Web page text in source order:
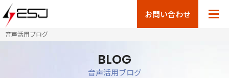
お問い合わせ
BLOG
音声活用ブログ
音声活用ブログ